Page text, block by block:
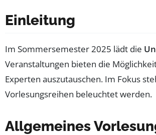
Einleitung
Im Sommersemester 2025 lädt die
Veranstaltungen bieten die
Experten auszutauschen. Im Fokus
Vorlesungsreihen beleuchtet werden.
Allgemeines